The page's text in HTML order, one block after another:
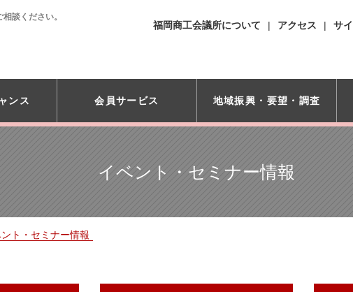
談ください。
福岡商工会議所について アクセス サ
ンス 会員サービス 地域振興・ 要望・調査
イベント・セミナー情報
ト・セミナー情報